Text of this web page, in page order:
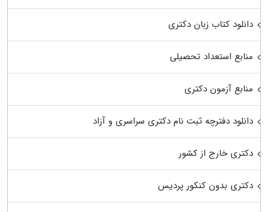
دانلود کتاب زبان دکتری
منابع استعداد تحصیلی
منابع آزمون دکتری
دانلود دفترچه ثبت نام دکتری سراسری و آزاد
دکتری خارج از کشور
دکتری بدون کنکور پردیس